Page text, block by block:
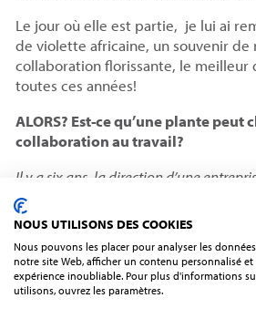
Le jour où elle est partie, je lui ai
de violette africaine, un souvenir
collaboration florissante, le meilleur
toutes ces années!
ALORS? Est-ce qu’une plante peut
collaboration au travail?
Il y a six ans, la direction d’une
Britannique a eu l’idée de déposer des
de sa douzaine d’employés.« C’est la
Robinson, président de WeatherSolve
pour contrôler la poussière industrielle).
Presse Plus du 22 mai mai 2019.
NOUS UTILISONS DES COOKIES
Nous pouvons les placer pour analyser les
notre site Web, afficher un contenu personnalisé
expérience inoubliable. Pour plus d'informations
utilisons, ouvrez les paramètres.